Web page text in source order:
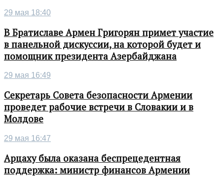
29 мая 18:40
В Братиславе Армен Григорян примет участие
в панельной дискуссии, на которой будет и
помощник президента Азербайджана
29 мая 16:49
Секретарь Совета безопасности Армении
проведет рабочие встречи в Словакии и в
Молдове
29 мая 16:47
Арцаху была оказана беспрецедентная
поддержка: министр финансов Армении